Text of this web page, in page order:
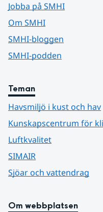
Jobba på SMHI
Om SMHI
SMHI-bloggen
SMHI-podden
Teman
Havsmiljö i kust och hav
Kunskapscentrum för
Luftkvalitet
SIMAIR
Sjöar och vattendrag
Om webbplatsen